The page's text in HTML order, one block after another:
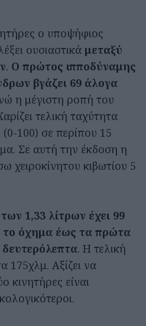
ο υποψήφιος
ουσιαστικά μεταξύ
. Ο πρώτος ιπποδύναμης
βγάζει 69 άλογα
η μέγιστη ροπή του
τελική ταχύτητα
(0-100) σε περίπου 15
Σε αυτή την έκδοση η
χειροκίνητου κιβωτίου 5
1,33 λίτρων έχει 99
το όχημα έως τα πρώτα
. Η τελική
175χλμ. Αξίζει να
κινητήρες είναι